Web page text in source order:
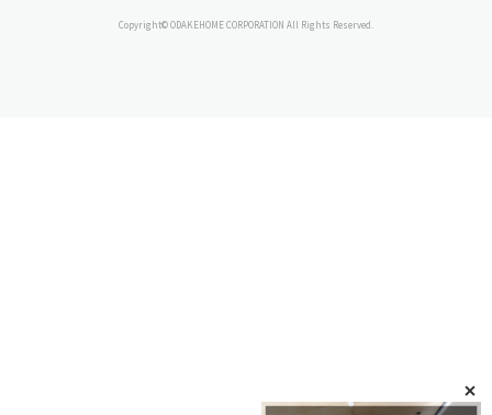
Copyright© ODAKEHOME CORPORATION All Rights Reserved.